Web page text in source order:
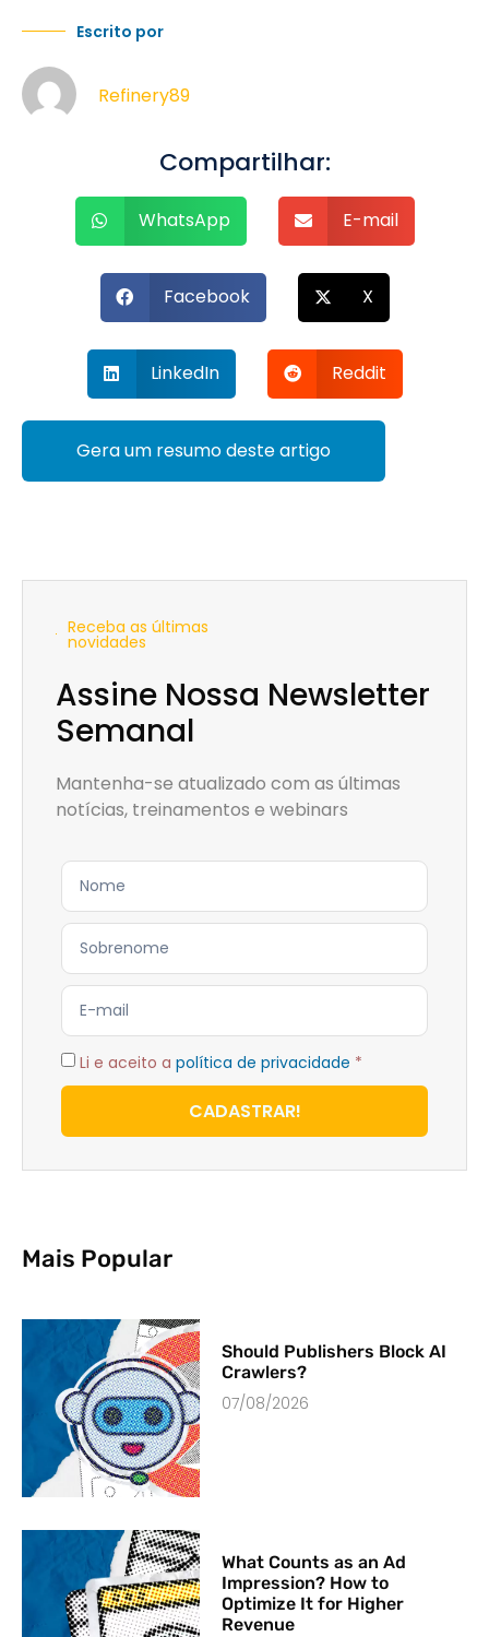
Escrito por
Refinery89
Compartilhar:
WhatsApp E-mail
Facebook X
LinkedIn Reddit
Gera um resumo deste artigo
Receba as últimas
novidades
Assine Nossa Newsletter
Semanal
Mantenha-se atualizado com as últimas
notícias, treinamentos e webinars
Li e aceito a política de privacidade *
CADASTRAR!
Mais Popular
Should Publishers Block AI
Crawlers?
07/08/2026
What Counts as an Ad
Impression? How to
Optimize It for Higher
Revenue